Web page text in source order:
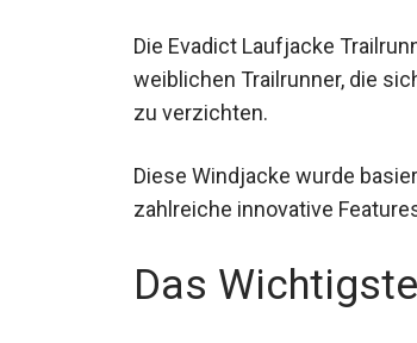
Die Evadict Laufjacke
weiblichen Trailrunner, die
zu verzichten.
Diese Windjacke wurde
zahlreiche innovative
Das